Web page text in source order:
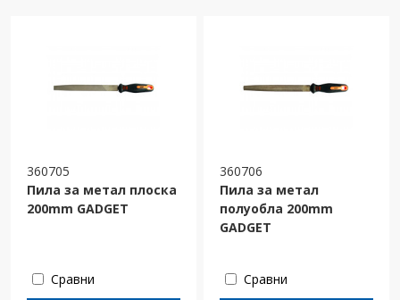
360705
Пила за метал плоска
200mm GADGET
Сравни
360706
Пила за метал
полуобла 200mm
GADGET
Сравни